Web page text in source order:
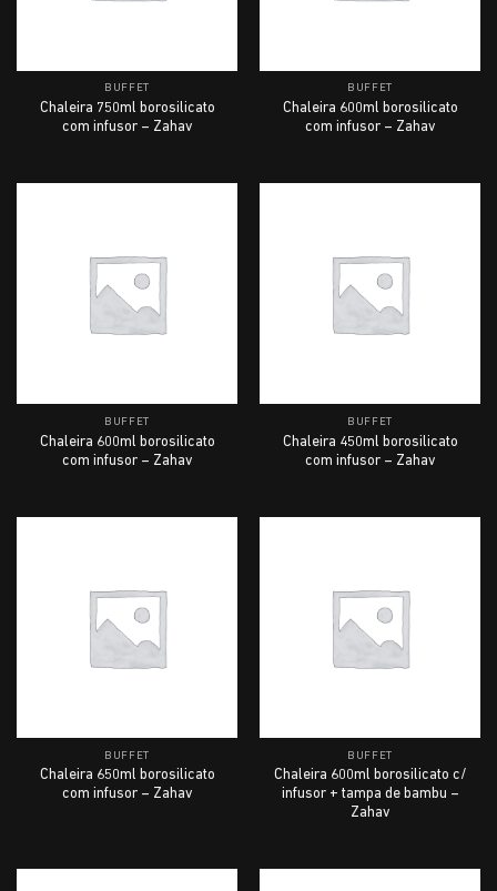
BUFFET
Chaleira 750ml borosilicato
com infusor – Zahav
BUFFET
Chaleira 600ml borosilicato
com infusor – Zahav
BUFFET
Chaleira 600ml borosilicato
com infusor – Zahav
BUFFET
Chaleira 450ml borosilicato
com infusor – Zahav
BUFFET
Chaleira 650ml borosilicato
com infusor – Zahav
BUFFET
Chaleira 600ml borosilicato c/
infusor + tampa de bambu –
Zahav